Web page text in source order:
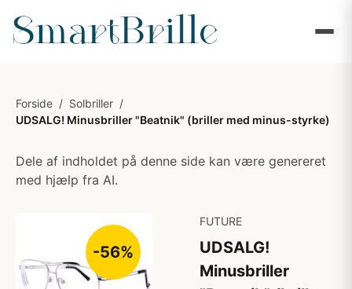
Forside / Solbriller /
UDSALG! Minusbriller "Beatnik" (briller med minus-styrke)
Dele af indholdet på denne side kan være genereret
med hjælp fra AI.
-56%
FUTURE
UDSALG!
Minusbriller